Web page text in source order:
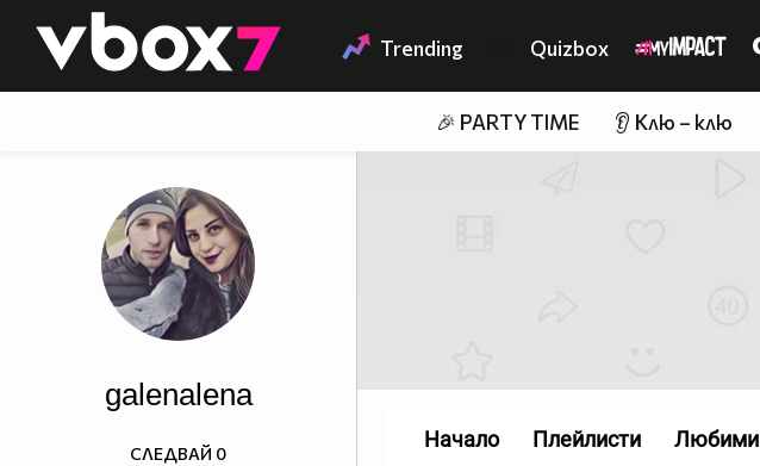
👾 Trending Quizbox
🎉 PARTY TIME 👂 Клю – клю
galenalena
СЛЕДВАЙ 0
Начало Плейлисти Любими